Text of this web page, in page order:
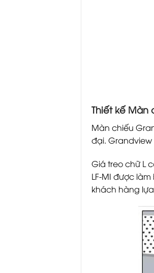
Thiết kế Màn
Màn chiếu
đại. Grandview
Giá treo chữ L
LF-MI được
khách hàng